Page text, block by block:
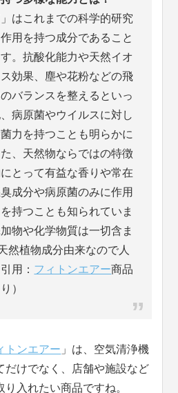
」はこれまでの科学的研究
用を持つ成分であること
。抗酸化能力や天然イオ
効果、塵や花粉などの飛
バランスを整えるといっ
病原菌やウイルスに対し
力を持つことも明らかに
、天然物ならではの特徴
とって有益な香りや常在
成分や病原菌のみに作用
持つことも知られていま
物や化学物質は一切含ま
然植物成分由来なので人
用： フィトンエアー商品
）
トンエアー 」は、空気清浄機
だけでなく、店舗や施設など
入れたい商品ですね。